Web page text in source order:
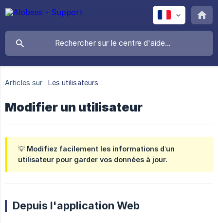
Articles sur : Les utilisateurs
Modifier un utilisateur
💡 Modifiez facilement les informations d’un
utilisateur pour garder vos données à jour.
Depuis l'application Web